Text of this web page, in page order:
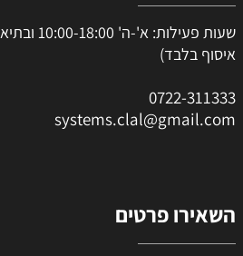
שעות
איסוף בלבד)
0722-311333
systems.clal@gmail.com
השאירו פרטים